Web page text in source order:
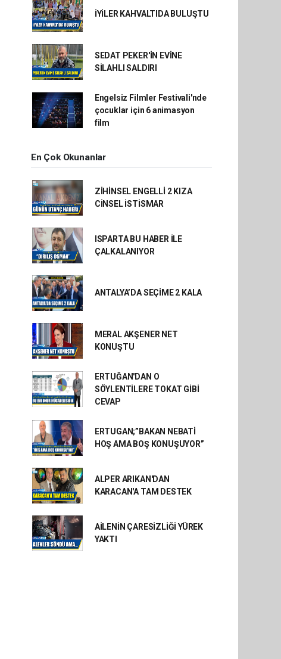
İYİLER KAHVALTIDA BULUŞTU
SEDAT PEKER'İN EVİNE
SİLAHLI SALDIRI
Engelsiz Filmler Festivali'nde
çocuklar için 6 animasyon
film
En Çok Okunanlar
ZİHİNSEL ENGELLİ 2 KIZA
CİNSEL İSTİSMAR
ISPARTA BU HABER İLE
ÇALKALANIYOR
ANTALYA’DA SEÇİME 2 KALA
MERAL AKŞENER NET
KONUŞTU
ERTUĞAN'DAN O
SÖYLENTİLERE TOKAT GİBİ
CEVAP
ERTUGAN;”BAKAN NEBATİ
HOŞ AMA BOŞ KONUŞUYOR”
ALPER ARIKAN'DAN
KARACAN'A TAM DESTEK
AİLENİN ÇARESİZLİĞİ YÜREK
YAKTI